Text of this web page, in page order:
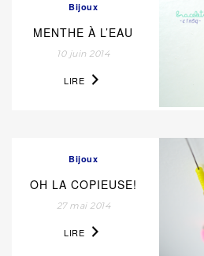
Bijoux
MENTHE À L’EAU
10 juin 2014
LIRE
Bijoux
OH LA COPIEUSE!
27 mai 2014
LIRE